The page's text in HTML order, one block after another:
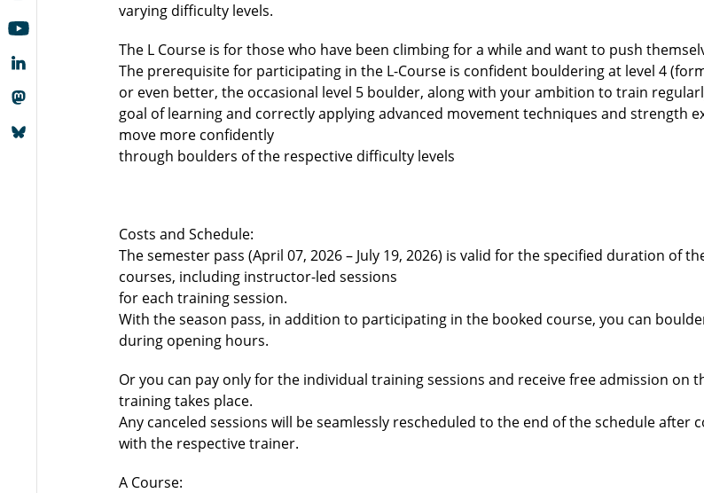
varying difficulty levels.
The L Course is for those who have been climbing for a while and want to push
The prerequisite for participating in the L-Course is confident bouldering at level 4
or even better, the occasional level 5 boulder, along with your ambition to train
goal of learning and correctly applying advanced movement techniques and strength
move more confidently
through boulders of the respective difficulty levels
Costs and Schedule:
The semester pass (April 07, 2026 – July 19, 2026) is valid for the specified duration of
courses, including instructor-led sessions
for each training session.
With the season pass, in addition to participating in the booked course, you can
during opening hours.
Or you can pay only for the individual training sessions and receive free admission on
training takes place.
Any canceled sessions will be seamlessly rescheduled to the end of the schedule after
with the respective trainer.
A Course: